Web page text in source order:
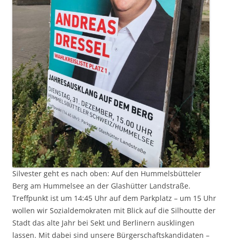
Silvester geht es nach oben: Auf den Hummelsbütteler
Berg am Hummelsee an der Glashütter Landstraße.
Treffpunkt ist um 14:45 Uhr auf dem Parkplatz – um 15 Uhr
wollen wir Sozialdemokraten mit Blick auf die Silhoutte der
Stadt das alte Jahr bei Sekt und Berlinern ausklingen
lassen. Mit dabei sind unsere Bürgerschaftskandidaten –